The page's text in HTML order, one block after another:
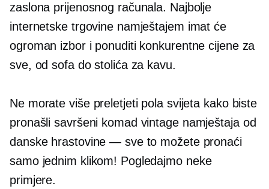
zaslona prijenosnog računala. Najbolje
internetske trgovine namještajem imat će
ogroman izbor i ponuditi konkurentne cijene za
sve, od sofa do stolića za kavu.
Ne morate više preletjeti pola svijeta kako biste
pronašli savršeni komad vintage namještaja od
danske hrastovine — sve to možete pronaći
samo jednim klikom! Pogledajmo neke
primjere.